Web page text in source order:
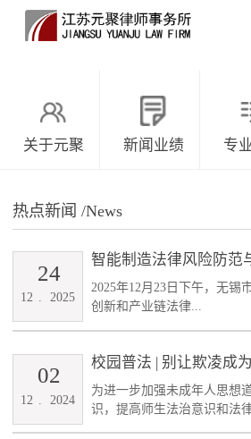
关于元聚 新闻业绩 专
热点新闻 /News
智能制造法律风险防范
2025年12月23日下午，无锡
创新和产业链法律...
12 . 2025
24
校园普法 | 别让欺凌成
为进一步加强未成年人思想
识，提高师生法治意识和法律
12 2024
02